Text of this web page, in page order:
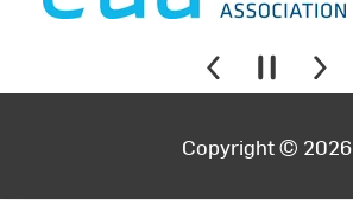
Copyright © 2026